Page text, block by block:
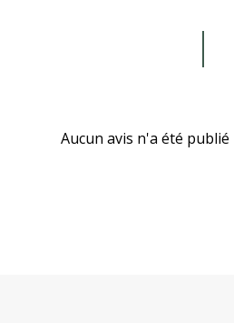
Aucun avis n'a été